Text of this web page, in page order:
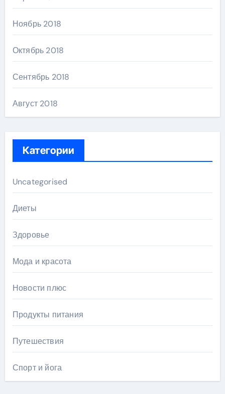
Ноябрь 2018
Октябрь 2018
Сентябрь 2018
Август 2018
Категории
Uncategorised
Диеты
Здоровье
Мода и красота
Новости плюс
Продукты питания
Путешествия
Спорт и йога